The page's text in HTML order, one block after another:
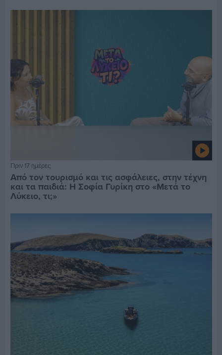
Πριν 17 ημέρες
Από τον τουρισμό και τις ασφάλειες, στην τέχνη
και τα παιδιά: Η Σοφία Γυρίκη στο «Μετά το
Λύκειο, τι;»